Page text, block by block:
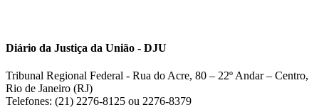
Diário da Justiça da União - DJU
Tribunal Regional Federal - Rua do Acre, 80 – 22º Andar – Centro,
Rio de Janeiro (RJ)
Telefones: (21) 2276-8125 ou 2276-8379